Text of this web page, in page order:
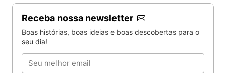
Receba nossa newsletter
Boas histórias, boas ideias e boas descobertas para o
seu dia!
Email